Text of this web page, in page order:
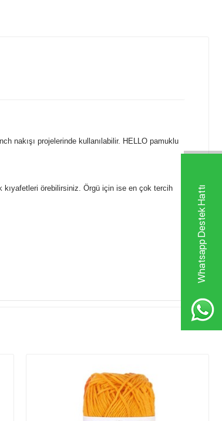
Whatsapp Destek Hattı
nakışı projelerinde kullanılabilir. HELLO pamuklu
kıyafetleri örebilirsiniz. Örgü için ise en çok tercih